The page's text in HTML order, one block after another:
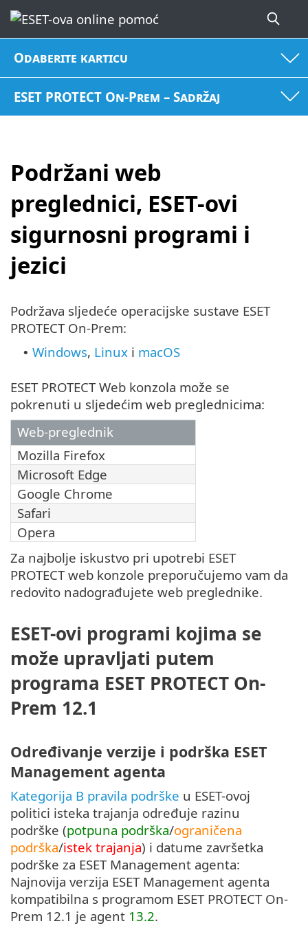
Odaberite karticu
ESET PROTECT On-Prem – Sadržaj
Podržani web
preglednici, ESET-ovi
sigurnosni programi i
jezici
Podržava sljedeće operacijske sustave ESET
PROTECT On-Prem:
• Windows, Linux i macOS
ESET PROTECT Web konzola može se
pokrenuti u sljedećim web preglednicima:
Web-preglednik
Mozilla Firefox
Microsoft Edge
Google Chrome
Safari
Opera
Za najbolje iskustvo pri upotrebi ESET
PROTECT web konzole preporučujemo vam da
redovito nadograđujete web preglednike.
ESET-ovi programi kojima se
može upravljati putem
programa ESET PROTECT On-
Prem 12.1
Određivanje verzije i podrška ESET
Management agenta
Kategorija B pravila podrške u ESET-ovoj
politici isteka trajanja određuje razinu
podrške (potpuna podrška/ograničena
podrška/istek trajanja) i datume završetka
podrške za ESET Management agenta:
Najnovija verzija ESET Management agenta
kompatibilna s programom ESET PROTECT On-
Prem 12.1 je agent 13.2.